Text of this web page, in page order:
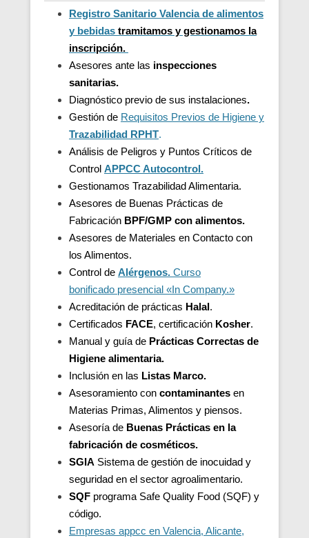
Registro Sanitario Valencia de alimentos
y bebidas tramitamos y gestionamos la
inscripción.
Asesores ante las inspecciones
sanitarias.
Diagnóstico previo de sus instalaciones.
Gestión de Requisitos Previos de Higiene y
Trazabilidad RPHT.
Análisis de Peligros y Puntos Críticos de
Control APPCC Autocontrol.
Gestionamos Trazabilidad Alimentaria.
Asesores de Buenas Prácticas de
Fabricación BPF/GMP con alimentos.
Asesores de Materiales en Contacto con
los Alimentos.
Control de Alérgenos. Curso
bonificado presencial «In Company.»
Acreditación de prácticas Halal.
Certificados FACE, certificación Kosher.
Manual y guía de Prácticas Correctas de
Higiene alimentaria.
Inclusión en las Listas Marco.
Asesoramiento con contaminantes en
Materias Primas, Alimentos y piensos.
Asesoría de Buenas Prácticas en la
fabricación de cosméticos.
SGIA Sistema de gestión de inocuidad y
seguridad en el sector agroalimentario.
SQF programa Safe Quality Food (SQF) y
código.
Empresas appcc en Valencia, Alicante,